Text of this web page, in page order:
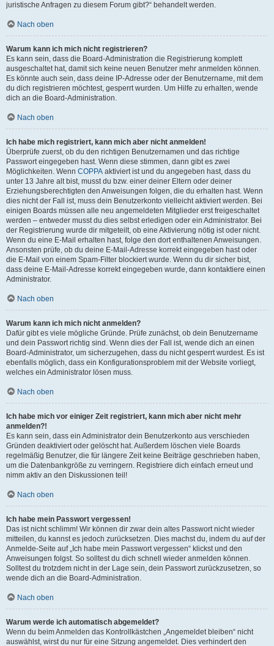
juristische Anfragen zu diesem Forum gibt?“ behandelt werden.
Nach oben
Warum kann ich mich nicht registrieren?
Es kann sein, dass die Board-Administration die Registrierung komplett
ausgeschaltet hat, damit sich keine neuen Benutzer mehr anmelden können.
Es könnte auch sein, dass deine IP-Adresse oder der Benutzername, mit dem
du dich registrieren möchtest, gesperrt wurden. Um Hilfe zu erhalten, wende
dich an die Board-Administration.
Nach oben
Ich habe mich registriert, kann mich aber nicht anmelden!
Überprüfe zuerst, ob du den richtigen Benutzernamen und das richtige
Passwort eingegeben hast. Wenn diese stimmen, dann gibt es zwei
Möglichkeiten. Wenn COPPA aktiviert ist und du angegeben hast, dass du
unter 13 Jahre alt bist, musst du bzw. einer deiner Eltern oder deiner
Erziehungsberechtigten den Anweisungen folgen, die du erhalten hast. Wenn
dies nicht der Fall ist, muss dein Benutzerkonto vielleicht aktiviert werden. Bei
einigen Boards müssen alle neu angemeldeten Mitglieder erst freigeschaltet
werden – entweder musst du dies selbst erledigen oder ein Administrator. Bei
der Registrierung wurde dir mitgeteilt, ob eine Aktivierung nötig ist oder nicht.
Wenn du eine E-Mail erhalten hast, folge den dort enthaltenen Anweisungen.
Ansonsten prüfe, ob du deine E-Mail-Adresse korrekt eingegeben hast oder
die E-Mail von einem Spam-Filter blockiert wurde. Wenn du dir sicher bist,
dass deine E-Mail-Adresse korrekt eingegeben wurde, dann kontaktiere einen
Administrator.
Nach oben
Warum kann ich mich nicht anmelden?
Dafür gibt es viele mögliche Gründe. Prüfe zunächst, ob dein Benutzername
und dein Passwort richtig sind. Wenn dies der Fall ist, wende dich an einen
Board-Administrator, um sicherzugehen, dass du nicht gesperrt wurdest. Es ist
ebenfalls möglich, dass ein Konfigurationsproblem mit der Website vorliegt,
welches ein Administrator lösen muss.
Nach oben
Ich habe mich vor einiger Zeit registriert, kann mich aber nicht mehr
anmelden?!
Es kann sein, dass ein Administrator dein Benutzerkonto aus verschieden
Gründen deaktiviert oder gelöscht hat. Außerdem löschen viele Boards
regelmäßig Benutzer, die für längere Zeit keine Beiträge geschrieben haben,
um die Datenbankgröße zu verringern. Registriere dich einfach erneut und
nimm aktiv an den Diskussionen teil!
Nach oben
Ich habe mein Passwort vergessen!
Das ist nicht schlimm! Wir können dir zwar dein altes Passwort nicht wieder
mitteilen, du kannst es jedoch zurücksetzen. Dies machst du, indem du auf der
Anmelde-Seite auf „Ich habe mein Passwort vergessen“ klickst und den
Anweisungen folgst. So solltest du dich schnell wieder anmelden können.
Solltest du trotzdem nicht in der Lage sein, dein Passwort zurückzusetzen, so
wende dich an die Board-Administration.
Nach oben
Warum werde ich automatisch abgemeldet?
Wenn du beim Anmelden das Kontrollkästchen „Angemeldet bleiben“ nicht
auswählst, wirst du nur für eine Sitzung angemeldet. Dies verhindert den